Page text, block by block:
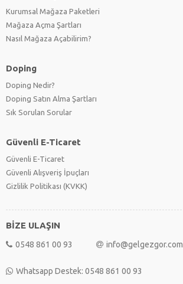
Kurumsal Mağaza Paketleri
Mağaza Açma Şartları
Nasıl Mağaza Açabilirim?
Doping
Doping Nedir?
Doping Satın Alma Şartları
Sık Sorulan Sorular
Güvenli E-Ticaret
Güvenli E-Ticaret
Güvenli Alışveriş İpuçları
Gizlilik Politikası (KVKK)
BİZE ULAŞIN
0548 861 00 93 info@gelgezgor.com
Whatsapp Destek: 0548 861 00 93